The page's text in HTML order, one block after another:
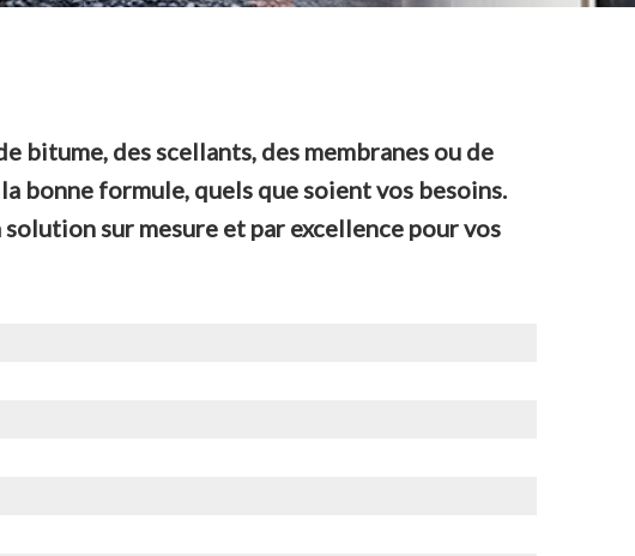
bitume, des scellants, des membranes ou de
bonne formule, quels que soient vos besoins.
sur mesure et par excellence pour vos